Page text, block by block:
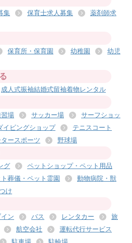
集 保育士求人募集
薬剤師求
保育所・保育園 幼稚園
幼児
成人式振袖結婚式留袖着物レンタル
場 サッカー場
サーフショッ
イビングショップ
テニスコート
ースポーツ 野球場
グ
ペットショップ・ペット用品
葬儀・ペット霊園
動物病院・獣
け
ン バス レンタカー
旅
航空会社
運転代行サービス